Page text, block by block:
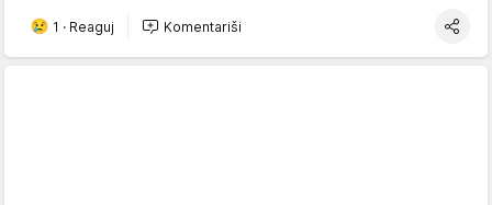
1 · Reaguj Komentariši